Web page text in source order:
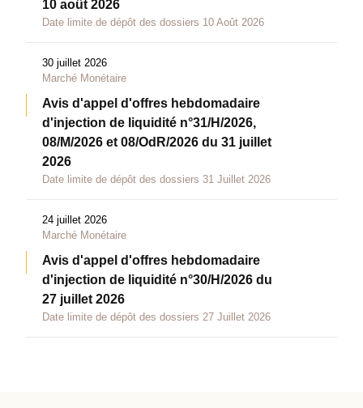
10 août 2026
Date limite de dépôt des dossiers 10 Août 2026
30 juillet 2026
Marché Monétaire
Avis d'appel d'offres hebdomadaire
d'injection de liquidité n°31/H/2026,
08/M/2026 et 08/OdR/2026 du 31 juillet
2026
Date limite de dépôt des dossiers 31 Juillet 2026
24 juillet 2026
Marché Monétaire
Avis d'appel d'offres hebdomadaire
d'injection de liquidité n°30/H/2026 du
27 juillet 2026
Date limite de dépôt des dossiers 27 Juillet 2026